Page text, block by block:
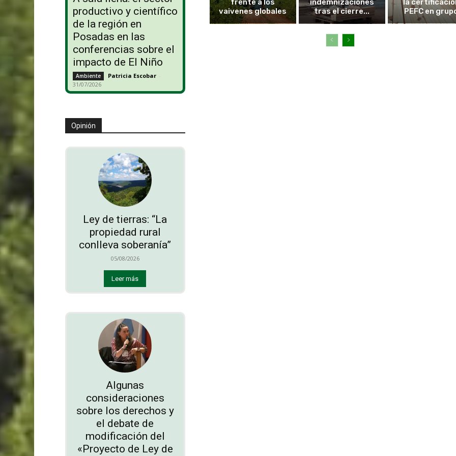
productivo y científico
de la región en
Posadas en las
conferencias sobre el
impacto de El Niño
Ambiente Patricia Escobar -
31/07/2026
Opinión
Ley de tierras: “La
propiedad rural
conlleva soberanía”
05/08/2026
Leer más
Algunas
consideraciones
sobre los derechos y
el debate de
modificación del
«Proyecto de Ley de
frente a los
vaivenes globales
indemnizaciones
tras el cierre...
la
PEFC en